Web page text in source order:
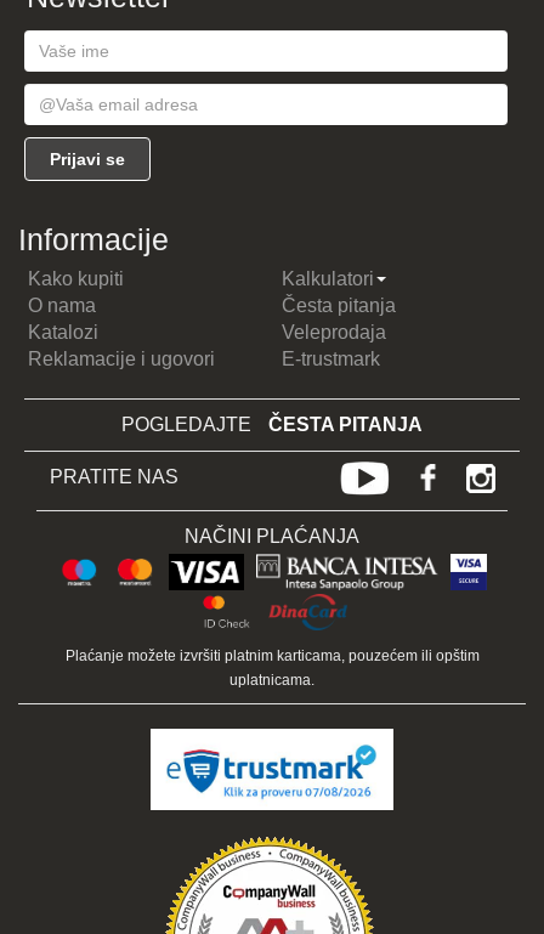
Informacije
Kako kupiti
Kalkulatori
O nama
Česta pitanja
Katalozi
Veleprodaja
Reklamacije i ugovori
E-trustmark
POGLEDAJTE ČESTA PITANJA
PRATITE NAS
NAČINI PLAĆANJA
Plaćanje možete izvršiti platnim karticama, pouzećem ili opštim
uplatnicama.